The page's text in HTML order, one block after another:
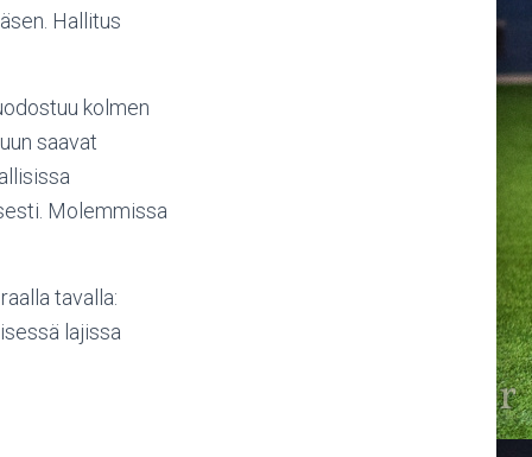
Hallitus
kolmen
saavat
Molemmissa
tavalla:
lajissa